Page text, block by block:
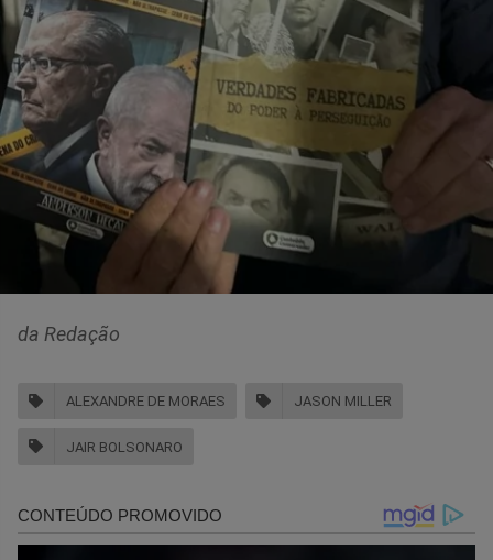
da Redação
ALEXANDRE DE MORAES JASON MILLER
JAIR BOLSONARO